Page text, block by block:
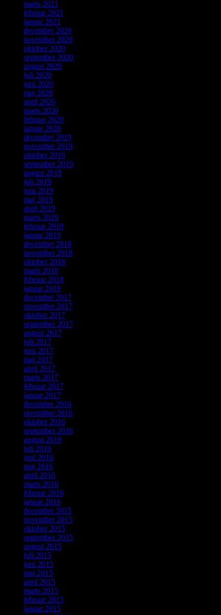
marts 2021
februar 2021
januar 2021
december 2020
november 2020
oktober 2020
september 2020
august 2020
juli 2020
juni 2020
maj 2020
april 2020
marts 2020
februar 2020
januar 2020
december 2019
november 2019
oktober 2019
september 2019
august 2019
juli 2019
juni 2019
maj 2019
april 2019
marts 2019
februar 2019
januar 2019
december 2018
november 2018
oktober 2018
marts 2018
februar 2018
januar 2018
december 2017
november 2017
oktober 2017
september 2017
august 2017
juli 2017
juni 2017
maj 2017
april 2017
marts 2017
februar 2017
januar 2017
december 2016
november 2016
oktober 2016
september 2016
august 2016
juli 2016
juni 2016
maj 2016
april 2016
marts 2016
februar 2016
januar 2016
december 2015
november 2015
oktober 2015
september 2015
august 2015
juli 2015
juni 2015
maj 2015
april 2015
marts 2015
februar 2015
januar 2015